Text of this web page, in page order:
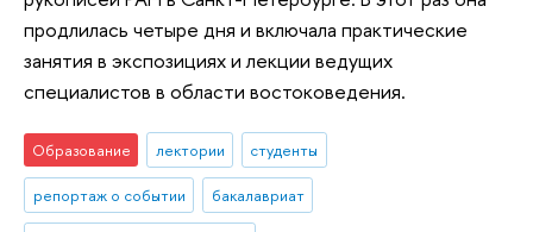
продлилась четыре дня и включала практические
занятия в экспозициях и лекции ведущих
специалистов в области востоковедения.
Образование лектории студенты
репортаж о событии бакалавриат